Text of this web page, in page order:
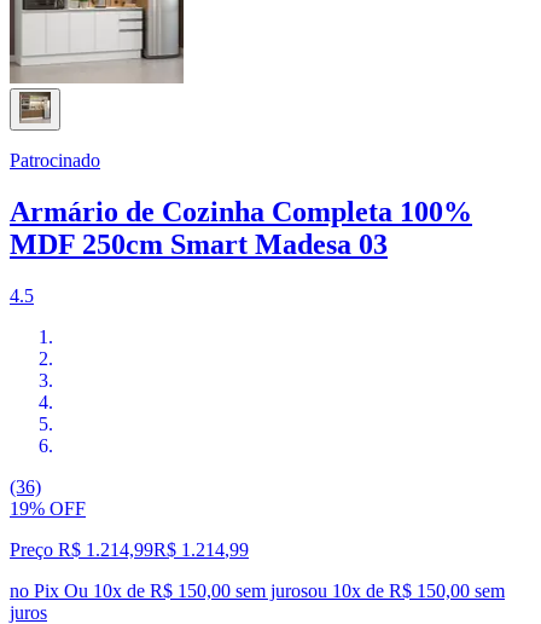
Patrocinado
Armário de Cozinha Completa 100%
MDF 250cm Smart Madesa 03
4.5
(36)
19% OFF
Preço R$ 1.214,99R$ 1.214,99
no Pix Ou 10x de R$ 150,00 sem jurosou 10x de R$ 150,00 sem
juros